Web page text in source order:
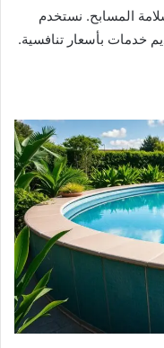
المسابح. نستخدم
خدمات بأسعار تنافسية.